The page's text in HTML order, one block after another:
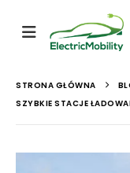
STRONA GŁÓWNA
SZYBKIE STACJE